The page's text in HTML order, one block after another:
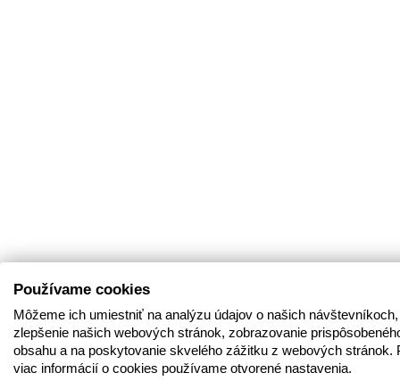
Používame cookies
Môžeme ich umiestniť na analýzu údajov o našich
zlepšenie našich webových stránok, zobrazovanie
obsahu a na poskytovanie skvelého zážitku z webových stránok.
viac informácií o cookies používame otvorené nastavenia.